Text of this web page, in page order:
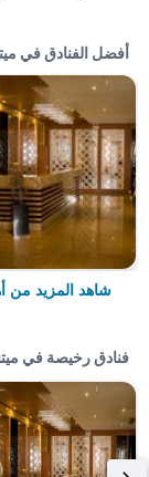
أفضل الفنادق في
شاهد المزيد من
فنادق رخيصة في